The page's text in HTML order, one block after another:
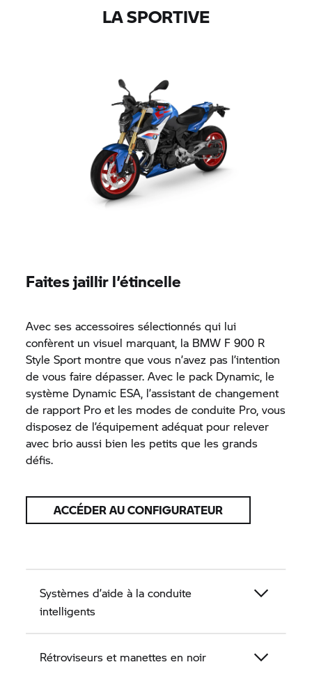
LA SPORTIVE
Faites jaillir l’étincelle
Avec ses accessoires sélectionnés qui lui
confèrent un visuel marquant, la BMW F 900 R
Style Sport montre que vous n’avez pas l’intention
de vous faire dépasser. Avec le pack Dynamic, le
système Dynamic ESA, l’assistant de changement
de rapport Pro et les modes de conduite Pro, vous
disposez de l’équipement adéquat pour relever
avec brio aussi bien les petits que les grands
défis.
ACCÉDER AU CONFIGURATEUR
Systèmes d’aide à la conduite
intelligents
Rétroviseurs et manettes en noir